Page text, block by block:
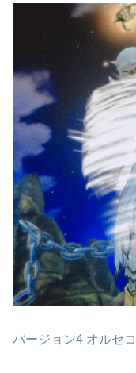
バージョン4 オルセ